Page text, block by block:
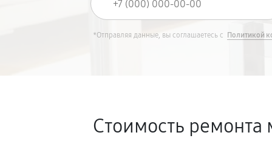
*Отправляя данные, вы соглашаетесь с Политикой
Стоимость